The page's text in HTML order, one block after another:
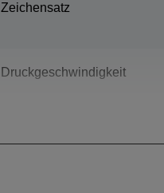
Zeichensatz
Druckgeschwindigkeit